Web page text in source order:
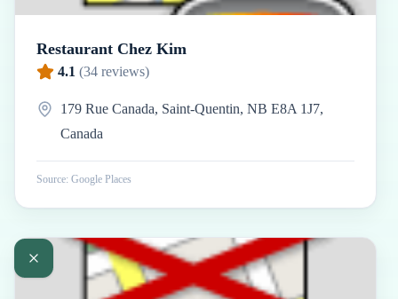
Restaurant Chez Kim
4.1 (34 reviews)
179 Rue Canada, Saint-Quentin, NB E8A 1J7,
Canada
Source: Google Places